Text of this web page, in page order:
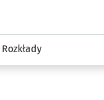
Rozkłady